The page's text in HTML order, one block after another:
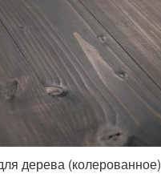
дерева (колерованное)